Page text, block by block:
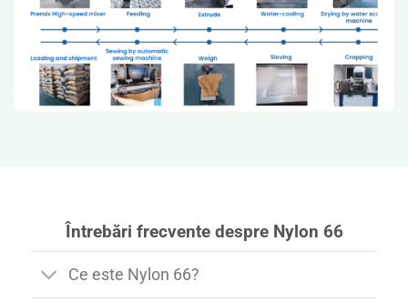
Întrebări frecvente despre Nylon 66
Ce este Nylon 66?